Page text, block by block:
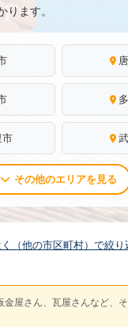
ります。
市
その他のエリアを見る
（他の市区町村）で絞り
金屋さん、瓦屋さんなど、